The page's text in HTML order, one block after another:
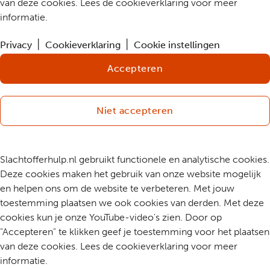
van deze cookies. Lees de cookieverklaring voor meer
informatie.
Privacy Cookieverklaring Cookie instellingen
Accepteren
Niet accepteren
Slachtofferhulp.nl gebruikt functionele en analytische cookies.
Deze cookies maken het gebruik van onze website mogelijk
en helpen ons om de website te verbeteren. Met jouw
toestemming plaatsen we ook cookies van derden. Met deze
cookies kun je onze YouTube-video's zien. Door op
"Accepteren" te klikken geef je toestemming voor het plaatsen
van deze cookies. Lees de cookieverklaring voor meer
informatie.